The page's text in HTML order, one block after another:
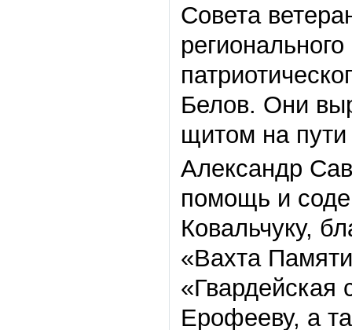
Совета
Белов. Они
щитом на
Александр
помощь и
Ковальчуку,
«Вахта
Ерофееву, а